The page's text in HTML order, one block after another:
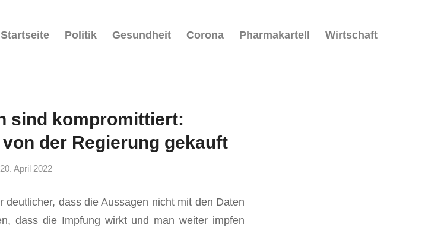
Startseite Politik Gesundheit Corona Pharmakartell Wirtschaft
sind kompromittiert:
der Regierung gekauft
20. April 2022
dass die Aussagen nicht mit den Daten
dass die Impfung wirkt und man weiter impfen